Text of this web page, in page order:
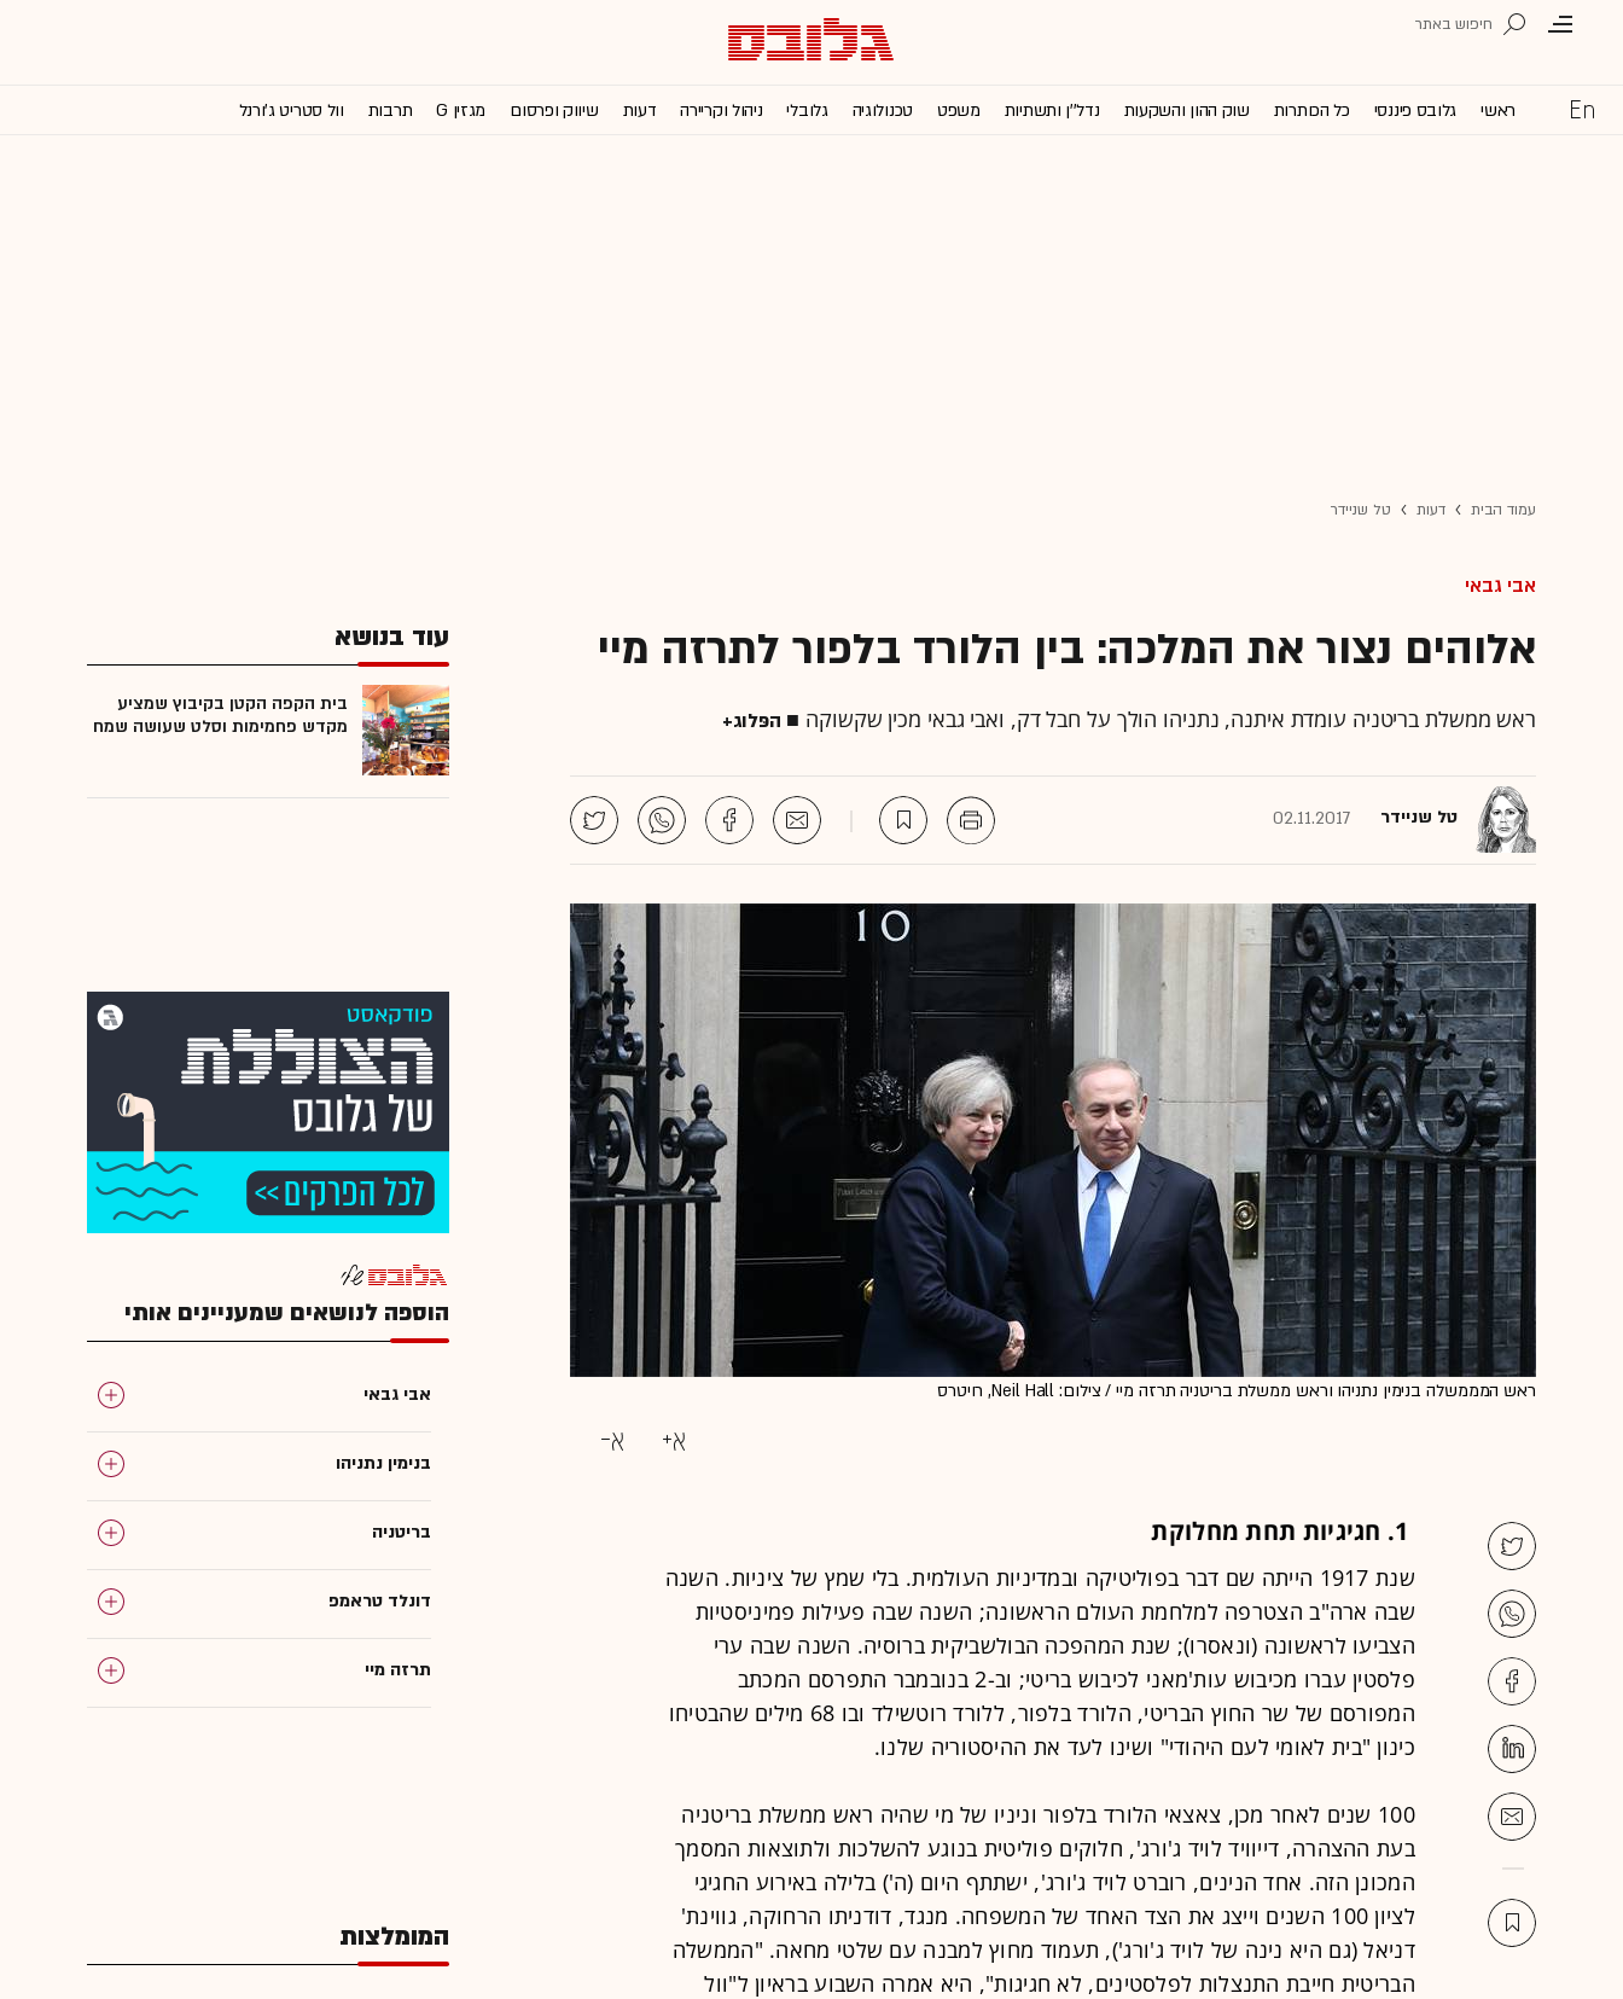
ראשי גלובס פיננסי כל הכותרות שוק ההון והשקעות נדל''ן ותשתיות משפט טכנולוגיה גלובלי ניהול וקריירה דעות שיווק ופרסום מגזין G תרבות וול סטריט ג'ורנל
עמוד הבית דעות טל שניידר
אבי גבאי
אלוהים נצור את המלכה: בין הלורד בלפור לתרזה מיי
ראש ממשלת בריטניה עומדת איתנה, נתניהו הולך על חבל דק, ואבי גבאי מכין שקשוקה ■ הפּלוג+
טל שניידר 02.11.2017
ראש המממשלה בנימין נתניהו וראש ממשלת בריטניה תרזה מיי / צילום: Neil Hall, רויטרס
שנת 1917 הייתה שם דבר בפוליטיקה ובמדיניות העולמית. בלי שמץ של ציניות. השנה
שבה ארה"ב הצטרפה למלחמת העולם הראשונה; השנה שבה פעילות פמיניסטיות
הצביעו לראשונה (ונאסרו); שנת המהפכה הבולשביקית ברוסיה. השנה שבה ערי
פלסטין עברו מכיבוש עות'מאני לכיבוש בריטי; וב-2 בנובמבר התפרסם המכתב
המפורסם של שר החוץ הבריטי, הלורד בלפור, ללורד רוטשילד ובו 68 מילים שהבטיחו
כינון "בית לאומי לעם היהודי" ושינו לעד את ההיסטוריה שלנו.
100 שנים לאחר מכן, צאצאי הלורד בלפור וניניו של מי שהיה ראש ממשלת בריטניה
בעת ההצהרה, דייוויד לויד ג'ורג', חלוקים פוליטית בנוגע להשלכות ולתוצאות המסמך
המכונן הזה. אחד הנינים, רוברט לויד ג'ורג', ישתתף היום (ה') בלילה באירוע החגיגי
לציון 100 השנים וייצג את הצד האחד של המשפחה. מנגד, דודניתו הרחוקה, גווינת'
דניאל (גם היא נינה של לויד ג'ורג'), תעמוד מחוץ למבנה עם שלטי מחאה. "הממשלה
הבריטית חייבת התנצלות לפלסטינים, לא חגיגות", היא אמרה השבוע בראיון ל"וול
עוד בנושא
בית הקפה הקטן בקיבוץ שמציע
מקדש פחמימות וסלט שעושה שמח
הוספה לנושאים שמעניינים אותי
אבי גבאי
בנימין נתניהו
בריטניה
דונלד טראמפ
תרזה מיי
המומלצות